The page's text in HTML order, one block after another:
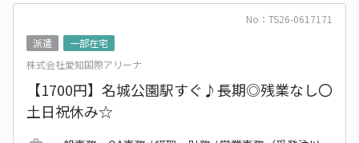
No：TS26-0617171
派遣
一部在宅
株式会社愛知国際アリーナ
【1700円】名城公園駅すぐ♪長期◎残業なし〇
土日祝休み☆